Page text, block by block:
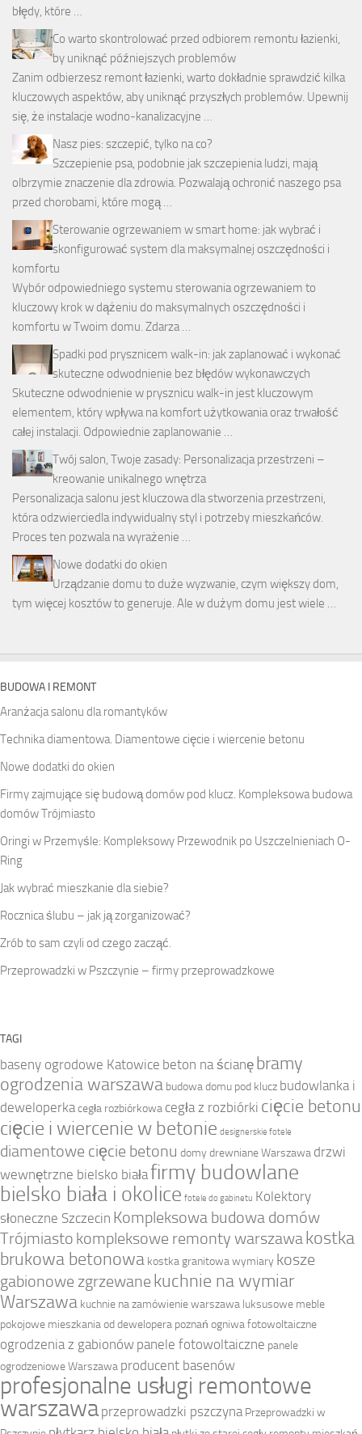
błędy, które …
Co warto skontrolować przed odbiorem remontu łazienki,
by uniknąć późniejszych problemów
Zanim odbierzesz remont łazienki, warto dokładnie sprawdzić kilka
kluczowych aspektów, aby uniknąć przyszłych problemów. Upewnij
się, że instalacje wodno-kanalizacyjne …
Nasz pies: szczepić, tylko na co?
Szczepienie psa, podobnie jak szczepienia ludzi, mają
olbrzymie znaczenie dla zdrowia. Pozwalają ochronić naszego psa
przed chorobami, które mogą …
Sterowanie ogrzewaniem w smart home: jak wybrać i
skonfigurować system dla maksymalnej oszczędności i
komfortu
Wybór odpowiedniego systemu sterowania ogrzewaniem to
kluczowy krok w dążeniu do maksymalnych oszczędności i
komfortu w Twoim domu. Zdarza …
Spadki pod prysznicem walk-in: jak zaplanować i wykonać
skuteczne odwodnienie bez błędów wykonawczych
Skuteczne odwodnienie w prysznicu walk-in jest kluczowym
elementem, który wpływa na komfort użytkowania oraz trwałość
całej instalacji. Odpowiednie zaplanowanie …
Twój salon, Twoje zasady: Personalizacja przestrzeni –
kreowanie unikalnego wnętrza
Personalizacja salonu jest kluczowa dla stworzenia przestrzeni,
która odzwierciedla indywidualny styl i potrzeby mieszkańców.
Proces ten pozwala na wyrażenie …
Nowe dodatki do okien
Urządzanie domu to duże wyzwanie, czym większy dom,
tym więcej kosztów to generuje. Ale w dużym domu jest wiele …
BUDOWA I REMONT
Aranżacja salonu dla romantyków
Technika diamentowa. Diamentowe cięcie i wiercenie betonu
Nowe dodatki do okien
Firmy zajmujące się budową domów pod klucz. Kompleksowa budowa
domów Trójmiasto
Oringi w Przemyśle: Kompleksowy Przewodnik po Uszczelnieniach O-
Ring
Jak wybrać mieszkanie dla siebie?
Rocznica ślubu – jak ją zorganizować?
Zrób to sam czyli od czego zacząć.
Przeprowadzki w Pszczynie – firmy przeprowadzkowe
TAGI
baseny ogrodowe Katowice beton na ścianę bramy
ogrodzenia warszawa budowa domu pod klucz budowlanka i
deweloperkacegła rozbiórkowa cegła z rozbiórki cięcie betonu
cięcie i wiercenie w betonie designerskie fotele
diamentowe cięcie betonu domy drewniane Warszawa drzwi
wewnętrzne bielsko białafirmy budowlane
bielsko biała i okolice fotele do gabinetu Kolektory
słoneczne Szczecin Kompleksowa budowa domów
Trójmiasto kompleksowe remonty warszawa kostka
brukowa betonowa kostka granitowa wymiary kosze
gabionowe zgrzewane kuchnie na wymiar
Warszawa kuchnie na zamówienie warszawa luksusowe meble
pokojowe mieszkania od dewelopera poznań ogniwa fotowoltaiczne
ogrodzenia z gabionów panele fotowoltaiczne panele
ogrodzeniowe Warszawa producent basenów
profesjonalne usługi remontowe
warszawa przeprowadzki pszczyna Przeprowadzki w